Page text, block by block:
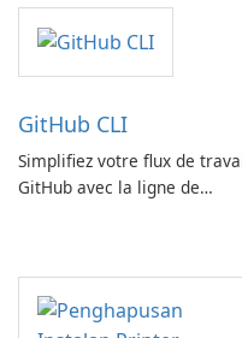
GitHub CLI
Simplifiez votre flux de
GitHub avec la ligne de